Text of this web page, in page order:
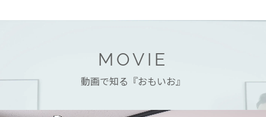
MOVIE
動画で知る『おもいお』